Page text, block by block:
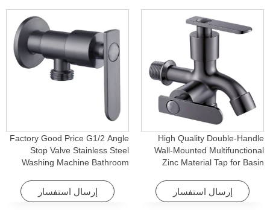
High Quality Double-Handle
Wall-Mounted Multifunctional
Zinc Material Tap for Basin
Homes
إرسال استفسار
Factory Good Price G1/2 Angle
Stop Valve Stainless Steel
Washing Machine Bathroom
Apartments & Hotels
إرسال استفسار